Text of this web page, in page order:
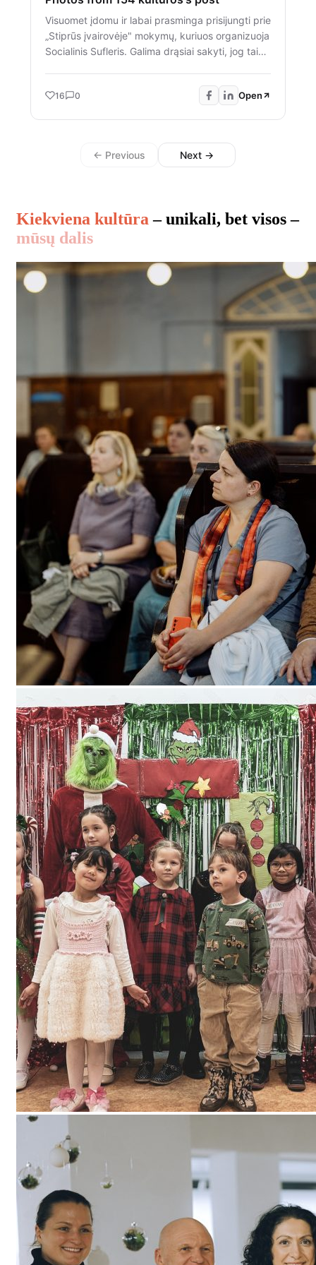
Visuomet įdomu ir labai prasminga prisijungti prie
„Stiprūs įvairovėje" mokymų, kuriuos organizuoja
Socialinis Sufleris. Galima drąsiai sakyti, jog tai
jaunuoliai patiria lygiavertį santykį diskusijose su
diskusijų festivalį įvairiausiomis temomis, kurias
patys moderuoja ir dalinasi įžvalgomis su
16 0 Open
← Previous Next →
Kiekviena kultūra– unikali, bet visos –
mūsų dalis